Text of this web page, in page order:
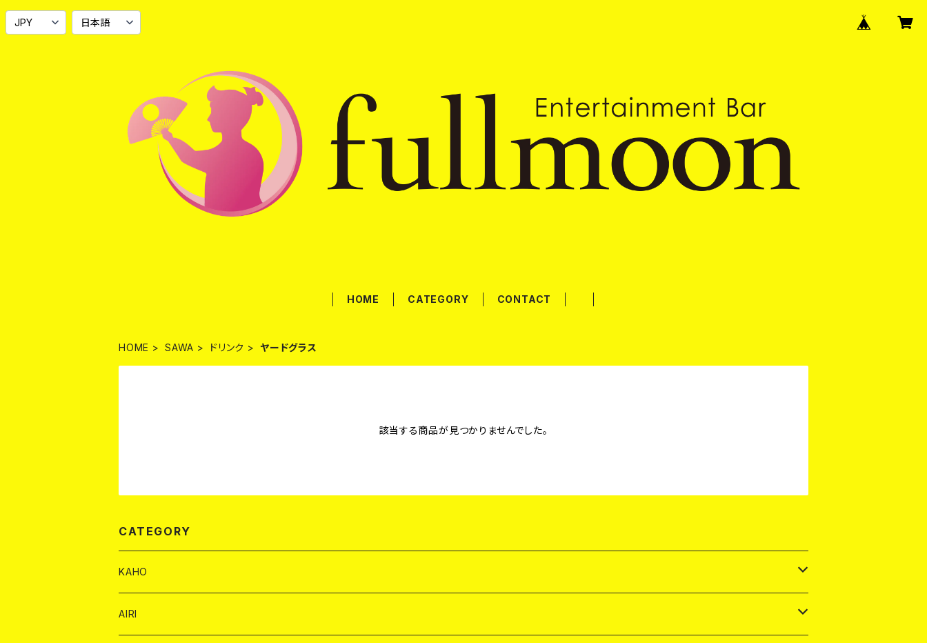
HOME CATEGORY CONTACT
HOME SAWA ドリンク ヤードグラス
該当する商品が見つかりませんでした。
CATEGORY
KAHO
シャンパンカード
AIRI